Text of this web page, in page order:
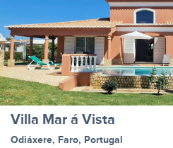
Villa Mar á Vista
Odiáxere, Faro, Portugal